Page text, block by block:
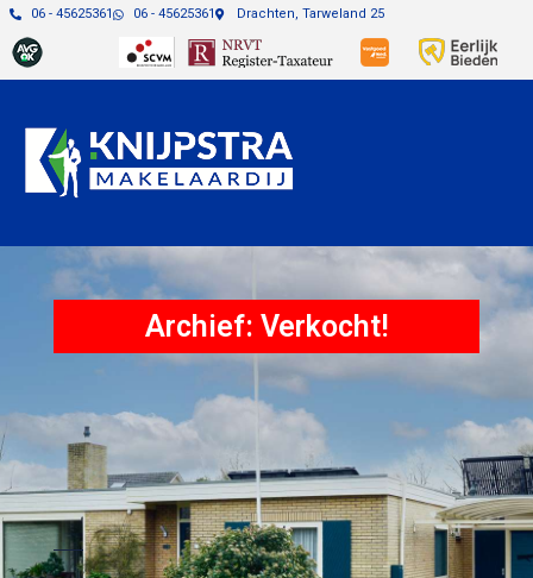
06 - 45625361 06 - 45625361 Drachten, Tarweland 25
Archief: Verkocht!